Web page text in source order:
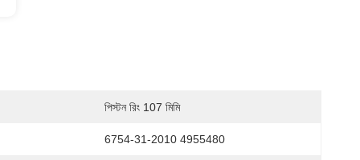
পিস্টন রিং 107 মিমি
6754-31-2010 4955480